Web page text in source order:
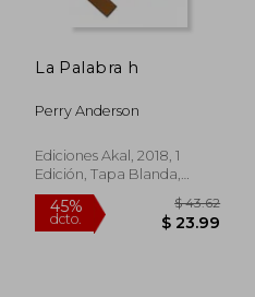
La Palabra h
Perry Anderson
Ediciones Akal, 2018, 1
Edición, Tapa Blanda,
Nuevo